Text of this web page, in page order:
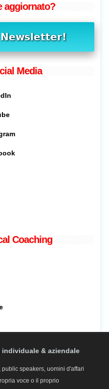
aggiornato?
Media
Coaching
individuale & aziendale
speakers, uomini d'affari
voce o il proprio